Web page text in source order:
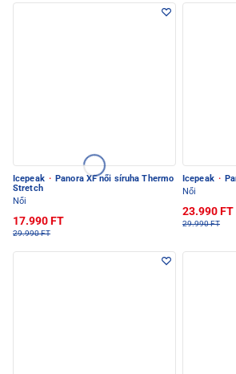
Icepeak · Panora XF női síruha Thermo
Stretch
Női
17.990 FT
29.990 FT
Icepeak ·
Női
23.990 FT
29.990 FT